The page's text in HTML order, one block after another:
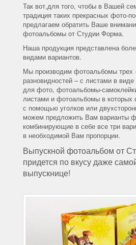
Так вот,для того, чтобы в Вашей
традиция таких прекрасных фото-
предлагаем обратить Ваше
фотоальбомы от Студии Форма.
Наша продукция представлена
видами вариантов.
Мы производим фотоальбомы трех
разновидностей – с листами в
для фото, фотоальбомы-
листами и фотоальбомы в которых
с помощью уголков или
можем предложить Вам варианты
комбинирующие в себе все три
в необходимой Вам пропорции.
Выпускной фотоальбом от
придется по вкусу даже
выпускнице!